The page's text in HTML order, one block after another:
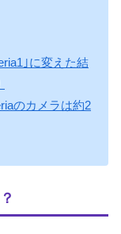
｣に変えた結
のカメラは約2